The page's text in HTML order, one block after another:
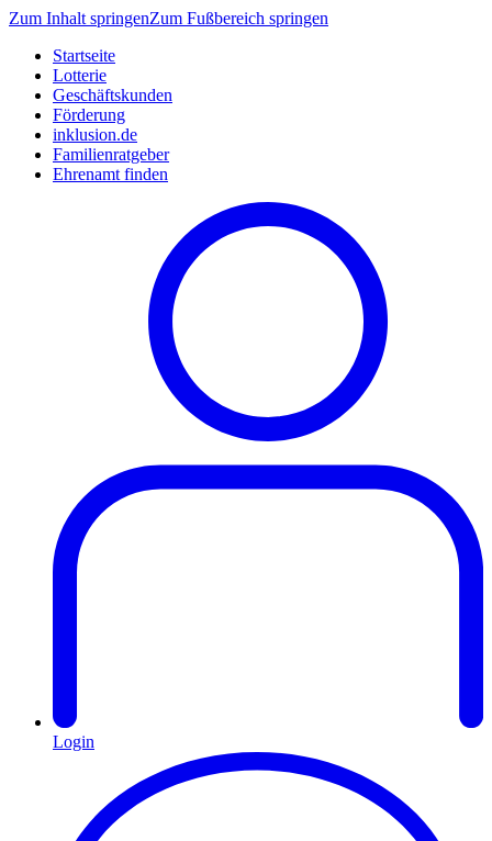
Zum Inhalt springenZum Fußbereich springen
Startseite
Lotterie
Geschäftskunden
Förderung
inklusion.de
Familienratgeber
Ehrenamt finden
Login